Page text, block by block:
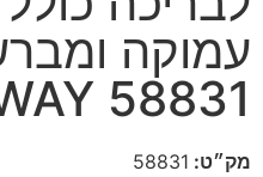
עמוקה
58831 BESTWAY
מק״ט: 58831